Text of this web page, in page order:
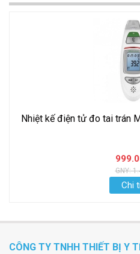
Nhiệt kế điện tử đo tai trán
GNY:
Chi
CÔNG TY TNHH THIẾT BỊ Y